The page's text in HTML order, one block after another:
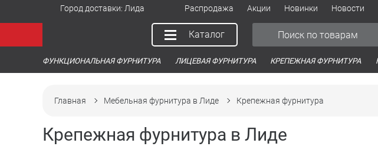
Город доставки: Лида Распродажа Акции Новинки Новости
Каталог
ФУНКЦИОНАЛЬНАЯ ФУРНИТУРА ЛИЦЕВАЯ ФУРНИТУРА КРЕПЕЖНАЯ ФУРНИТУРА
Главная Мебельная фурнитура в Лиде Крепежная фурнитура
Крепежная фурнитура в Лиде